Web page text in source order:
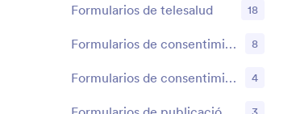
Formularios de telesalud 18
Formularios de consentimiento informado 8
Formularios de consentimiento médico 4